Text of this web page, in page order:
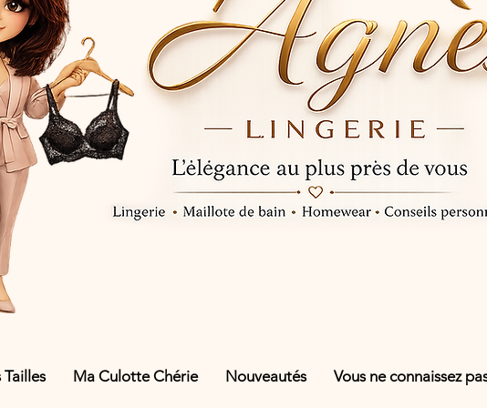
Ma Culotte Chérie Nouveautés Vous ne connaissez